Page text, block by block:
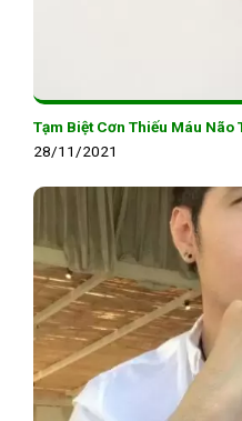
Tạm Biệt Cơn Thiếu Máu
28/11/2021